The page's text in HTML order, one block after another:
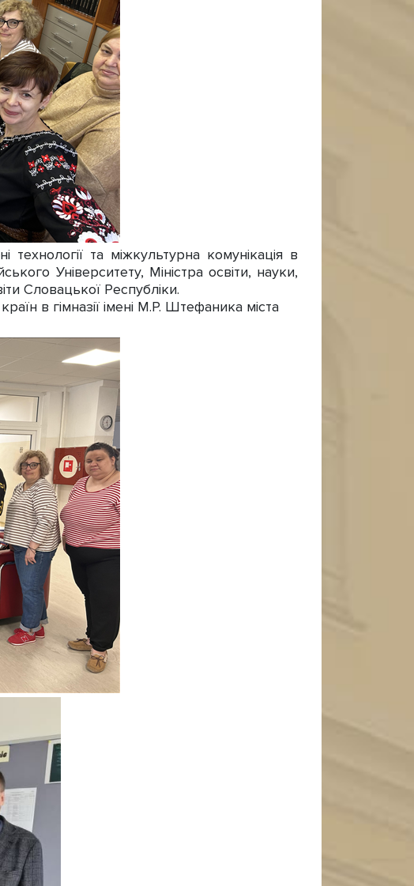
технології та міжкультурна комунікація в
Університету, Міністра освіти, науки,
Словацької Республіки.
в гімназії імені М.Р. Штефаника міста